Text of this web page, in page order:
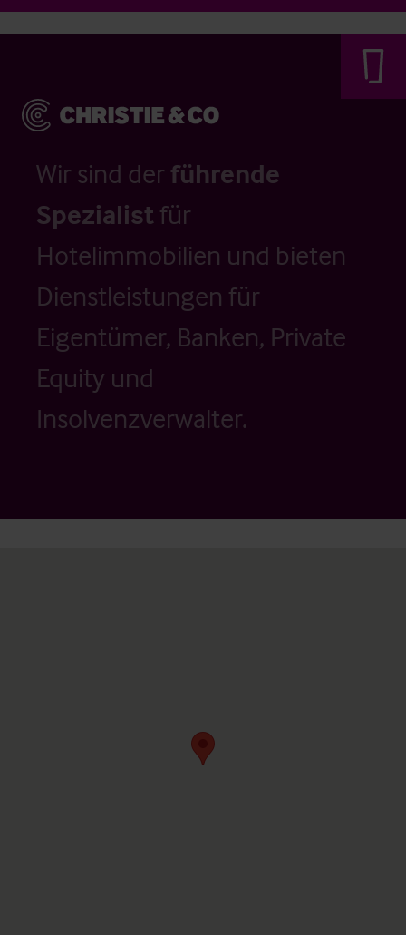
Wir sind der führende
Spezialistfür
Hotelimmobilien und bieten
Dienstleistungen für
Eigentümer, Banken, Private
Equity und
Insolvenzverwalter.